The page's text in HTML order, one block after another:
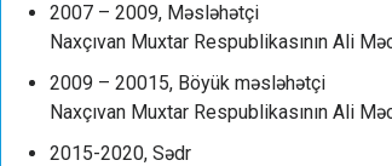
2007 – 2009, Məsləhətçi
Naxçıvan Muxtar Respublikasının Ali
2009 – 20015, Böyük məsləhətçi
Naxçıvan Muxtar Respublikasının Ali
2015-2020, Sədr